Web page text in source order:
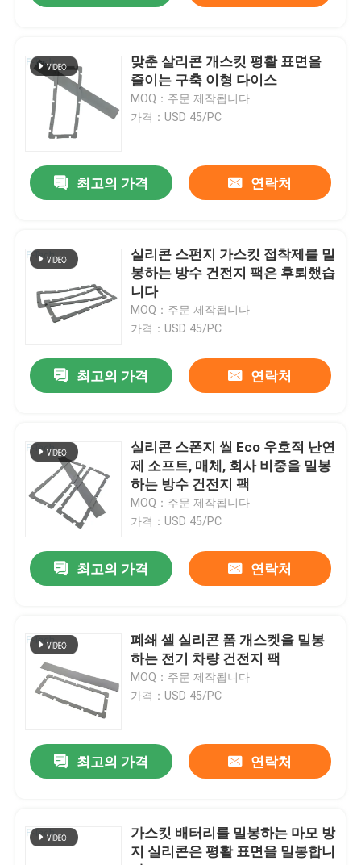
제품
비디오
VR 쇼
공장 투어
저희와 연락
뉴스
사건
배터리 온도 조절 장치
배터리 열 폭주 방지 장치
EV 배터리 열폭주
맞춘 살리콘 개스킷 평활 표면을
줄이는 구축 이형 다이스
MOQ：주문 제작됩니다
가격：USD 45/PC
최고의 가격 연락처
실리콘 스펀지 가스킷 접착제를 밀
봉하는 방수 건전지 팩은 후퇴했습
니다
MOQ：주문 제작됩니다
가격：USD 45/PC
최고의 가격 연락처
실리콘 스폰지 씰 Eco 우호적 난연
제 소프트, 매체, 회사 비중을 밀봉
하는 방수 건전지 팩
MOQ：주문 제작됩니다
가격：USD 45/PC
최고의 가격 연락처
폐쇄 셀 실리콘 폼 개스켓을 밀봉
하는 전기 차량 건전지 팩
MOQ：주문 제작됩니다
가격：USD 45/PC
최고의 가격 연락처
가스킷 배터리를 밀봉하는 마모 방
지 실리콘은 평활 표면을 밀봉합니